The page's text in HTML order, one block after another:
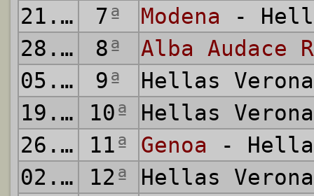
21.11.1926
7ª Modena -
28.11.1926
8ª
Alba Audace
05.12.1926
9ª
Hellas
19.12.1926
10ª
Hellas
26.12.1926
11ª Genoa -
02.01.1927
12ª
Hellas